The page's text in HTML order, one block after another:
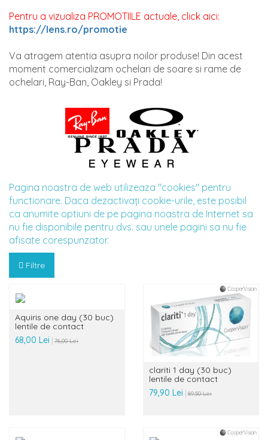
Pentru a vizualiza PROMOTIILE actuale, click aici:
https://lens.ro/promotie
Va atragem atentia asupra noilor produse! Din acest
moment comercializam ochelari de soare si rame de
ochelari, Ray-Ban, Oakley si Prada!
Pagina noastra de web utilizeaza "cookies" pentru
functionare. Daca dezactivaţi cookie-urile, este posibil
ca anumite optiuni de pe pagina noastra de Internet sa
nu fie disponibile pentru dvs. sau unele pagini sa nu fie
afisate corespunzator.
Filtre
Aquiris one day (30 buc)
lentile de contact
68,00 Lei
76,00 Lei
clariti 1 day (30 buc)
lentile de contact
79,90 Lei
89,50 Lei